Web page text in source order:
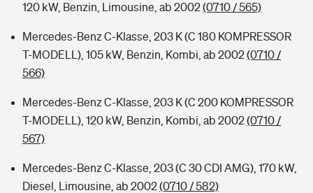
120 kW, Benzin, Limousine, ab 2002(0710 / 565)
Mercedes-Benz C-Klasse, 203 K (C 180 KOMPRESSOR
T-MODELL), 105 kW, Benzin, Kombi, ab 2002(0710 /
566)
Mercedes-Benz C-Klasse, 203 K (C 200 KOMPRESSOR
T-MODELL), 120 kW, Benzin, Kombi, ab 2002(0710 /
567)
Mercedes-Benz C-Klasse, 203 (C 30 CDI AMG), 170 kW,
Diesel, Limousine, ab 2002(0710 / 582)